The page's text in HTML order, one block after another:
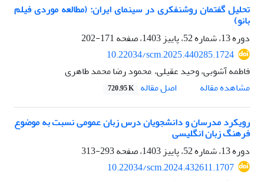
تحلیل گفتمان روشنفکری در سینمای ایران: (مطالعه موردی فیلم
بانو)
دوره 13، شماره 52، پاییز 1403، صفحه
171-202
10.22034/scm.2025.440285.1724
فاطمه آشوبی، وحید عقیلی، ,محمود رضا محمد طاهری
مشاهده مقاله
اصل مقاله 720.95 K
رویکرد مدرسان و دانشجویان درس زبان عمومی نسبت به موضوع
فرهنگ زبان انگلیسی
دوره 13، شماره 52، پاییز 1403، صفحه
293-313
10.22034/scm.2024.432611.1707